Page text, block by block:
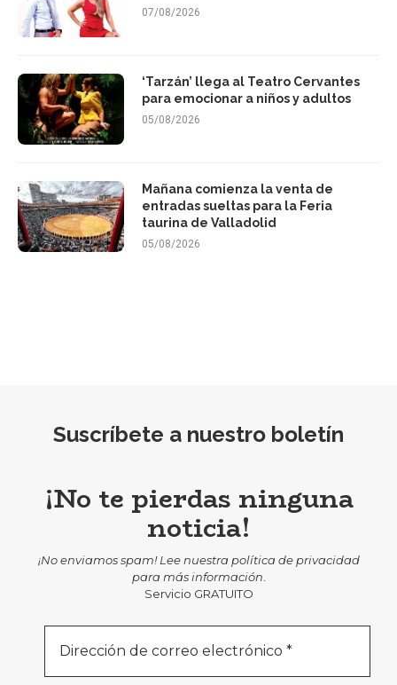
07/08/2026
‘Tarzán’ llega al Teatro Cervantes
para emocionar a niños y adultos
05/08/2026
Mañana comienza la venta de
entradas sueltas para la Feria
taurina de Valladolid
05/08/2026
Suscríbete a nuestro boletín
¡No te pierdas ninguna
noticia!
¡No enviamos spam! Lee nuestrapolítica de privacidad
para más información.
Servicio GRATUITO